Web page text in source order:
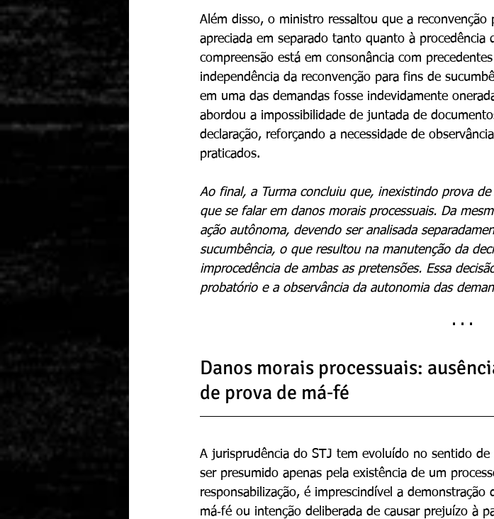
Além disso, o ministro ressaltou que a
apreciada em separado tanto quanto à procedência
compreensão está em consonância com
independência da reconvenção para fins de
em uma das demandas fosse indevidamente
abordou a impossibilidade de juntada de
declaração, reforçando a necessidade de
praticados.
Ao final, a Turma concluiu que, inexistindo prova
que se falar em danos morais processuais. Da
ação autônoma, devendo ser analisada
sucumbência, o que resultou na manutenção da
improcedência de ambas as pretensões. Essa
probatório e a observância da autonomia das
· · ·
Danos morais processuais:
de prova de má‑fé
A jurisprudência do STJ tem evoluído no sentido
ser presumido apenas pela existência de um
responsabilização, é imprescindível a
má‑fé ou intenção deliberada de causar prejuízo à